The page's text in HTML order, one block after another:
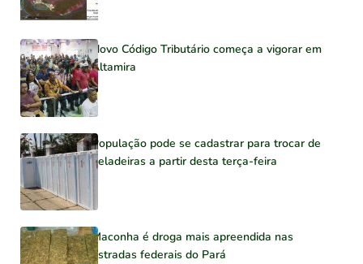
Novo Código Tributário começa a vigorar em
Altamira
População pode se cadastrar para trocar de
geladeiras a partir desta terça-feira
Maconha é droga mais apreendida nas
estradas federais do Pará